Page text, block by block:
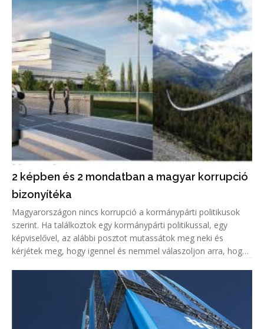
2 képben és 2 mondatban a magyar korrupció
bizonyítéka
Magyarországon nincs korrupció a kormánypárti politikusok
szerint. Ha találkoztok egy kormánypárti politikussal, egy
képviselővel, az alábbi posztot mutassátok meg neki és
kérjétek meg, hogy igennel és nemmel válaszoljon arra, hogy